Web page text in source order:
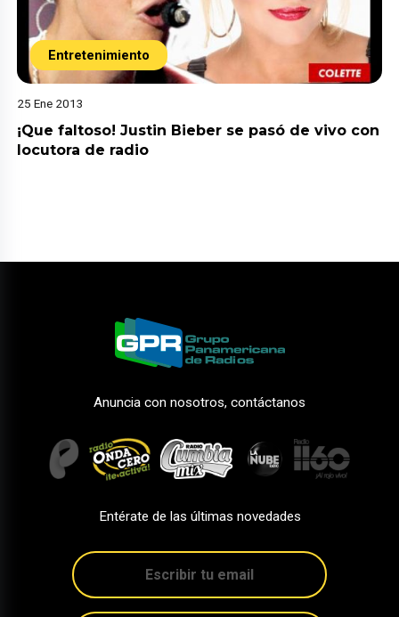
Entretenimiento
25 Ene 2013
¡Que faltoso! Justin Bieber se pasó de vivo con
locutora de radio
Anuncia con nosotros, contáctanos
Entérate de las últimas novedades